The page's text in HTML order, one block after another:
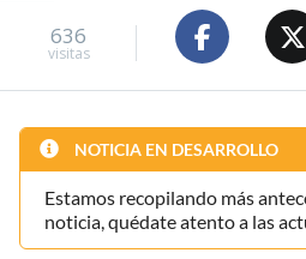
636
visitas
NOTICIA EN DESARROLLO
Estamos recopilando más
noticia, quédate atento a las